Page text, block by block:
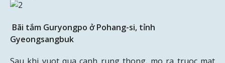
Bãi tắm Guryongpo ở Pohang-si, tỉnh
Gyeongsangbuk